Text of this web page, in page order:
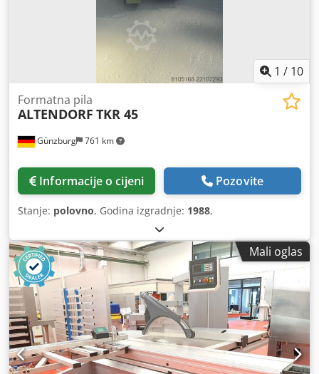
1 / 10
Günzburg 761 km
Formatna pila
ALTENDORF TKR 45
Informacije o cijeni Pozovite
Stanje: polovno, Godina izgradnje: 1988,
Mali oglas